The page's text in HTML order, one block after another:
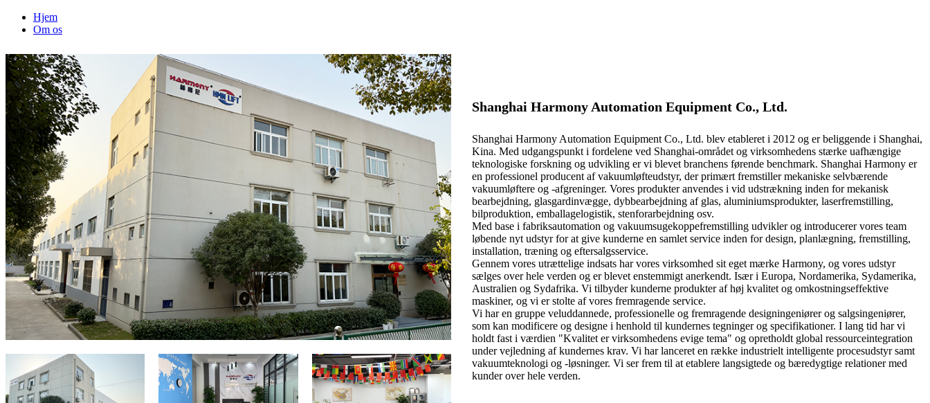
Hjem
Om os
Shanghai Harmony Automation Equipment Co., Ltd.
Shanghai Harmony Automation Equipment Co., Ltd. blev etableret i 2012 og er beliggende i Shanghai,
Kina. Med udgangspunkt i fordelene ved Shanghai-området og virksomhedens stærke uafhængige
teknologiske forskning og udvikling er vi blevet branchens førende benchmark. Shanghai Harmony er
en professionel producent af vakuumløfteudstyr, der primært fremstiller mekaniske selvbærende
vakuumløftere og -afgreninger. Vores produkter anvendes i vid udstrækning inden for mekanisk
bearbejdning, glasgardinvægge, dybbearbejdning af glas, aluminiumsprodukter, laserfremstilling,
bilproduktion, emballagelogistik, stenforarbejdning osv.
Med base i fabriksautomation og vakuumsugekoppefremstilling udvikler og introducerer vores team
løbende nyt udstyr for at give kunderne en samlet service inden for design, planlægning, fremstilling,
installation, træning og eftersalgsservice.
Gennem vores utrættelige indsats har vores virksomhed sit eget mærke Harmony, og vores udstyr
sælges over hele verden og er blevet enstemmigt anerkendt. Især i Europa, Nordamerika, Sydamerika,
Australien og Sydafrika. Vi tilbyder kunderne produkter af høj kvalitet og omkostningseffektive
maskiner, og vi er stolte af vores fremragende service.
Vi har en gruppe veluddannede, professionelle og fremragende designingeniører og salgsingeniører,
som kan modificere og designe i henhold til kundernes tegninger og specifikationer. I lang tid har vi
holdt fast i værdien "Kvalitet er virksomhedens evige tema" og opretholdt global ressourceintegration
under vejledning af kundernes krav. Vi har lanceret en række industrielt intelligente procesudstyr samt
vakuumteknologi og -løsninger. Vi ser frem til at etablere langsigtede og bæredygtige relationer med
kunder over hele verden.